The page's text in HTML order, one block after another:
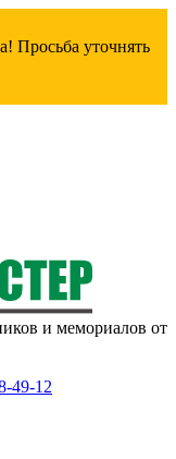
Просьба уточнять
и мемориалов от
49-12